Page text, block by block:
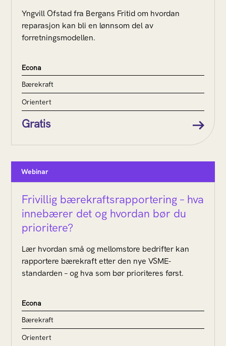
Yngvill Ofstad fra Bergans Fritid om hvordan
reparasjon kan bli en lønnsom del av
forretningsmodellen.
Econa
Bærekraft
Orientert
Gratis
Webinar
Frivillig bærekraftsrapportering – hva
innebærer det og hvordan bør du
prioritere?
Lær hvordan små og mellomstore bedrifter kan
rapportere bærekraft etter den nye VSME-
standarden – og hva som bør prioriteres først.
Econa
Bærekraft
Orientert